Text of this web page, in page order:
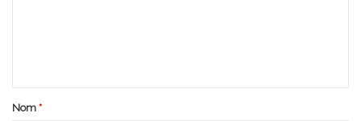
aNom *